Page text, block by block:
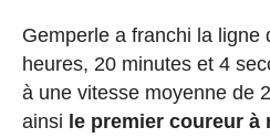
Gemperle a franchi la ligne
heures, 20 minutes et 4
à une vitesse moyenne de
ainsi le premier coureur à